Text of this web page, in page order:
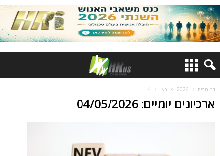
דף הבית 2026 מאי 4
ארכיונים יומיים: 04/05/2026